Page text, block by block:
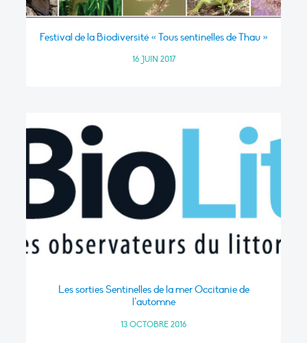
Festival de la Biodiversité « Tous sentinelles de Thau »
16 JUIN 2017
Les sorties Sentinelles de la mer Occitanie de
l’automne
13 OCTOBRE 2016